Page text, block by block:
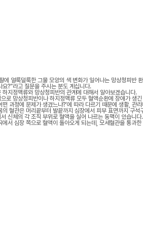
에 얼룩덜룩한 그물 모양의 색 변화가 일어나는 망상청피반
요?”라고 질문을 주시는 분도 계십니다.
하지정맥류와 망상청피반의 관계에 대해서 알아보겠습니다.
로 망상청피반이나 하지정맥류 모두 혈액순환에 장애가 생
떤 과정에 문제가 생겼느냐?’에 따라 다르기 때문에 생활, 관
의 혈관은 머리끝부터 발끝까지 심장에서 피부 표면까지 구
신체의 각 조직 부위로 혈액을 실어 나르는 동맥이 있습니
에서 심장 쪽으로 혈액이 돌아오게 되는데, 모세혈관을 통과